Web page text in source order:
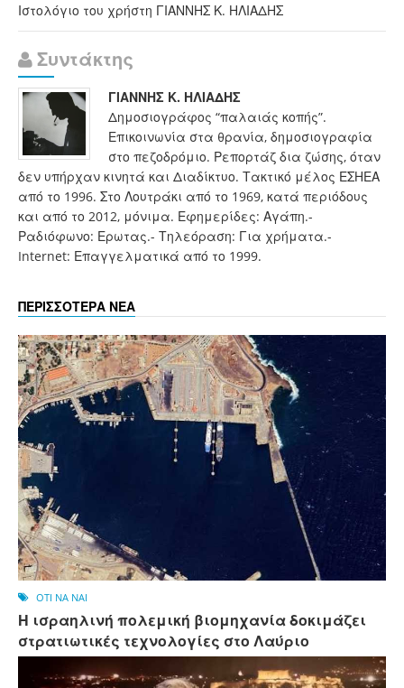
Ιστολόγιο του χρήστη ΓΙΑΝΝΗΣ Κ. ΗΛΙΑΔΗΣ
Συντάκτης
ΓΙΑΝΝΗΣ Κ. ΗΛΙΑΔΗΣ
Δημοσιογράφος “παλαιάς κοπής”.
Επικοινωνία στα θρανία, δημοσιογραφία
στο πεζοδρόμιο. Ρεπορτάζ δια ζώσης, όταν
δεν υπήρχαν κινητά και Διαδίκτυο. Τακτικό μέλος ΕΣΗΕΑ
από το 1996. Στο Λουτράκι από το 1969, κατά περιόδους
και από το 2012, μόνιμα. Εφημερίδες: Αγάπη.-
Ραδιόφωνο: Ερωτας.- Τηλεόραση: Για χρήματα.-
Internet: Επαγγελματικά από το 1999.
ΠΕΡΙΣΣΟΤΕΡΑ ΝΕΑ
OTI NA NAI
Η ισραηλινή πολεμική βιομηχανία δοκιμάζει
στρατιωτικές τεχνολογίες στο Λαύριο